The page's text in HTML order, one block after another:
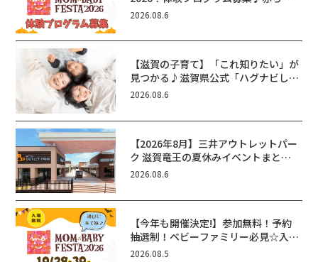
ん向けイベントに出演しませんか？
2026.08.6
【滋賀の子育て】「これ知りたい」が
見つかる♪滋賀県公式「ハグナビし
が」使ってる？おでかけ・制度・子育
2026.08.6
【2026年8月】三井アウトレットパー
ク 滋賀竜王の夏休みイベントまと
め！びしょぬれ水あそび・激辛グル
ん！
2026.08.6
【今年も開催決定!】参加無料！予約
抽選制！ベビーファミリー必見☆入場
無料☆10/29(木)30(金)ママベビーフ
2026.08.5